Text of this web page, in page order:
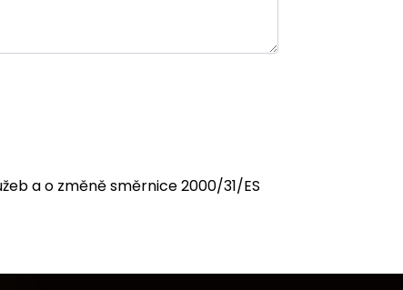
a o změně směrnice 2000/31/ES